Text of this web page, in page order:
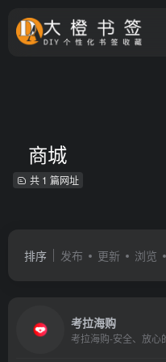
商城
共 1 篇网址
排序 发布 更新 浏览
考拉海购